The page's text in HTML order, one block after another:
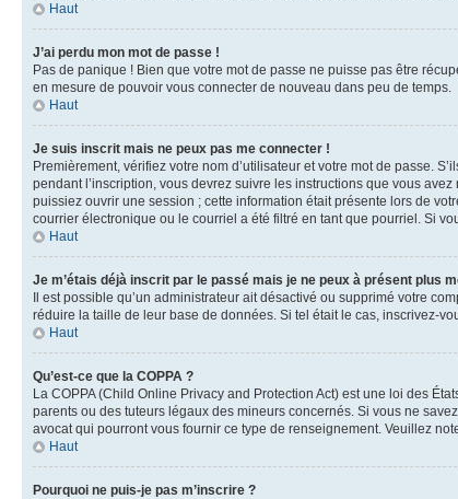
Haut
J’ai perdu mon mot de passe !
Pas de panique ! Bien que votre mot de passe ne puisse pas être
en mesure de pouvoir vous connecter de nouveau dans peu de temps.
Haut
Je suis inscrit mais ne peux pas me connecter !
Premièrement, vérifiez votre nom d’utilisateur et votre mot de passe.
pendant l’inscription, vous devrez suivre les instructions que vous
puissiez ouvrir une session ; cette information était présente lors de
courrier électronique ou le courriel a été filtré en tant que pourriel. Si
Haut
Je m’étais déjà inscrit par le passé mais je ne peux à présent plus
Il est possible qu’un administrateur ait désactivé ou supprimé votre
réduire la taille de leur base de données. Si tel était le cas, inscrivez-
Haut
Qu’est-ce que la COPPA ?
La COPPA (Child Online Privacy and Protection Act) est une loi des
parents ou des tuteurs légaux des mineurs concernés. Si vous ne
avocat qui pourront vous fournir ce type de renseignement. Veuillez
Haut
Pourquoi ne puis-je pas m’inscrire ?